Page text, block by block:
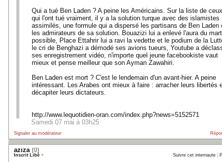
Qui a tué Ben Laden ? A peine les Américains. Sur la liste de ceux
qui l'ont tué vraiment, il y a la solution turque avec des islamistes
assimilés, une formule qui a dispersé les partisans de Ben Laden
les admirateurs de sa solution. Bouazizi lui a enlevé l'aura du
possible, Place Ettahrir lui a ravi la vedette et le podium de la
le cri de Benghazi a démodé ses avions tueurs, Youtube a
ses enregistrement vidéo, n'importe quel jeune facebookiste vaut
mieux et pense meilleur que son Ayman Zawahiri.
Ben Laden est mort ? C'est le lendemain d'un avant-hier. A peine
intéressant. Les Arabes ont mieux à faire : arracher leurs libertés
décapiter leurs dictateurs.
http://www.lequotidien-oran.com/index.php?news=5152571
Samedi 07 mai à 03h25
Signaler au modérateur
aziza(0)
Inscrit Libé + Suivre cet internaute